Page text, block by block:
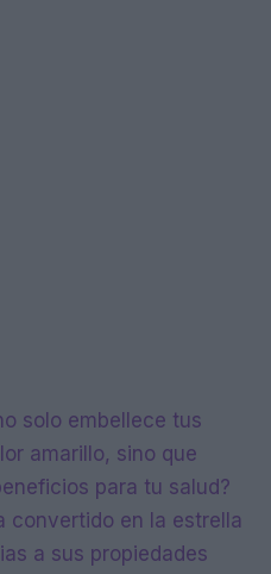
solo embellece tus
amarillo, sino que
para tu salud?
convertido en la estrella
a sus propiedades